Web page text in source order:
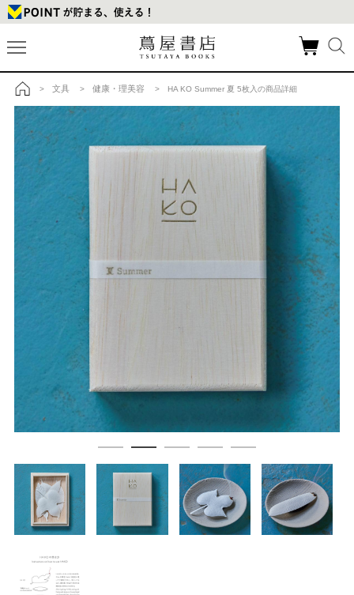
トップ
> 文具 > 健康・理美容 > HA KO Summer 夏 5枚入の商品詳細